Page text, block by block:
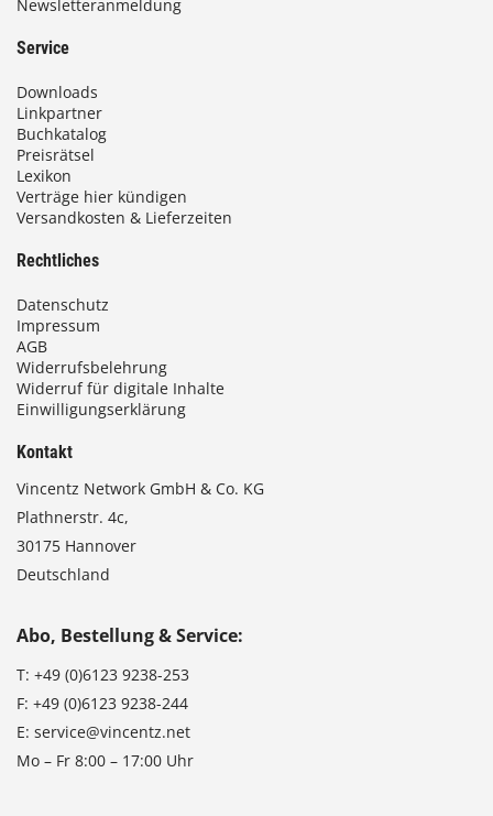
Newsletteranmeldung
Service
Downloads
Linkpartner
Buchkatalog
Preisrätsel
Lexikon
Verträge hier kündigen
Versandkosten & Lieferzeiten
Rechtliches
Datenschutz
Impressum
AGB
Widerrufsbelehrung
Widerruf für digitale Inhalte
Einwilligungserklärung
Kontakt
Vincentz Network GmbH & Co. KG
Plathnerstr. 4c,
30175 Hannover
Deutschland
Abo, Bestellung & Service:
T: +49 (0)6123 9238-253
F: +49 (0)6123 9238-244
E: service@vincentz.net
Mo – Fr 8:00 – 17:00 Uhr